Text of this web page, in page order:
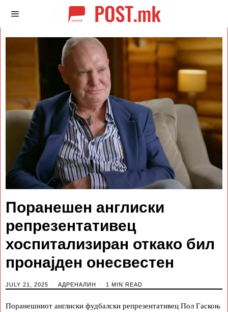
Поранешен англиски
репрезентативец
хоспитализиран откако бил
пронајден онесвестен
JULY 21, 2025 АДРЕНАЛИН 1 MIN READ
Поранешниот англиски фудбалски репрезентативец Пол Гаскоњ